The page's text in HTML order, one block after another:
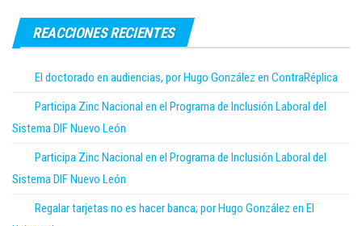
REACCIONES RECIENTES
El doctorado en audiencias, por Hugo González en ContraRéplica
Participa Zinc Nacional en el Programa de Inclusión Laboral del
Sistema DIF Nuevo León
Participa Zinc Nacional en el Programa de Inclusión Laboral del
Sistema DIF Nuevo León
Regalar tarjetas no es hacer banca; por Hugo González en El